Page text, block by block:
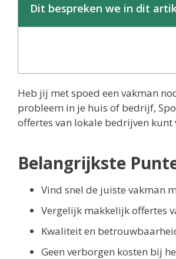
Dit bespreken we in dit
Heb jij met spoed een vakman
probleem in je huis of bedrijf,
offertes van lokale bedrijven
Belangrijkste
Vind snel de juiste vakman
Vergelijk makkelijk offertes
Kwaliteit en
Geen verborgen kosten bij